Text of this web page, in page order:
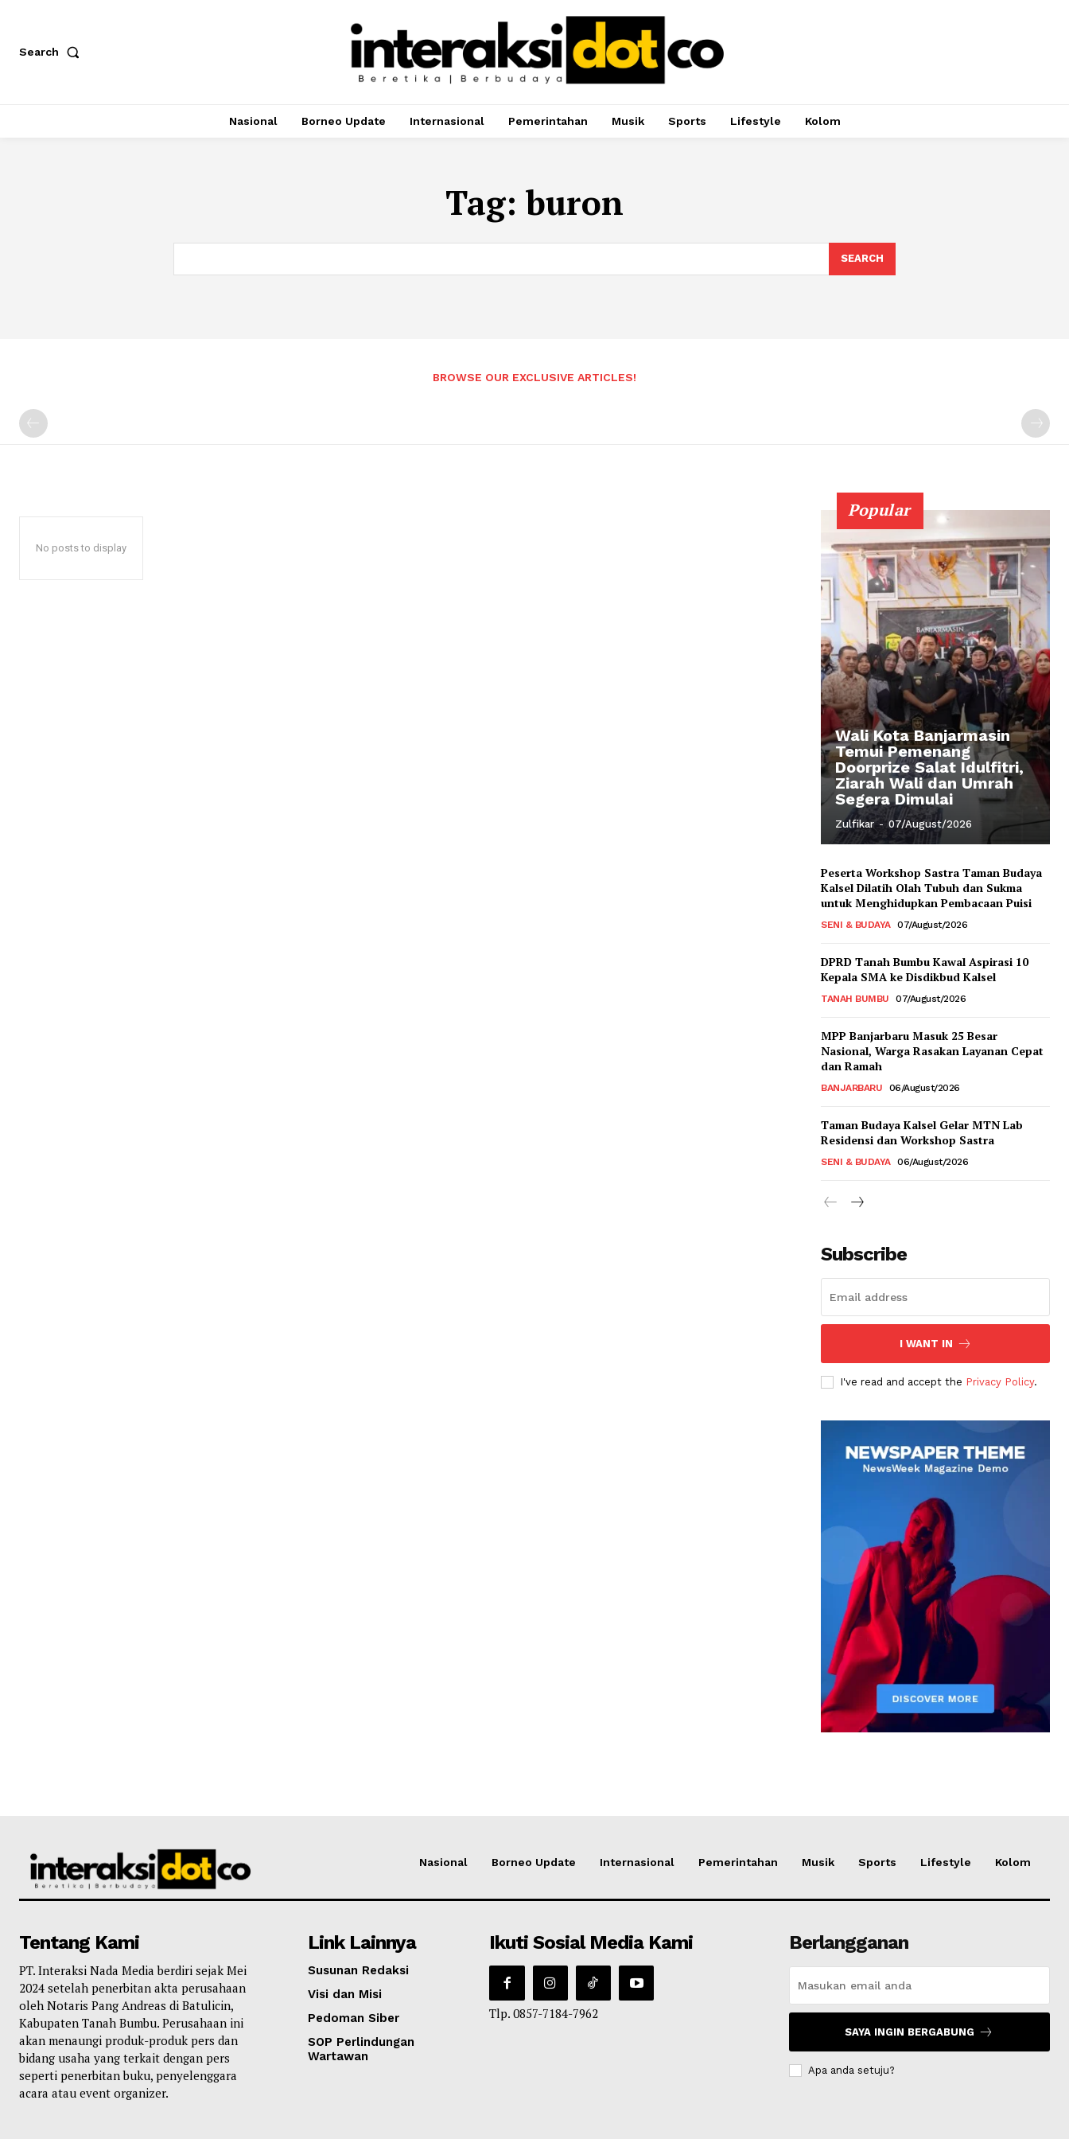
Search
Nasional Borneo Update Internasional Pemerintahan Musik Sports Lifestyle Kolom
Tag: buron
SEARCH
BROWSE OUR EXCLUSIVE ARTICLES!
No posts to display
Popular
Wali Kota Banjarmasin
Temui Pemenang
Doorprize Salat Idulfitri,
Ziarah Wali dan Umrah
Segera Dimulai
Zulfikar - 07/August/2026
Peserta Workshop Sastra Taman Budaya
Kalsel Dilatih Olah Tubuh dan Sukma
untuk Menghidupkan Pembacaan Puisi
SENI & BUDAYA 07/August/2026
DPRD Tanah Bumbu Kawal Aspirasi 10
Kepala SMA ke Disdikbud Kalsel
TANAH BUMBU 07/August/2026
MPP Banjarbaru Masuk 25 Besar
Nasional, Warga Rasakan Layanan Cepat
dan Ramah
BANJARBARU 06/August/2026
Taman Budaya Kalsel Gelar MTN Lab
Residensi dan Workshop Sastra
SENI & BUDAYA 06/August/2026
Subscribe
I WANT IN
I've read and accept the Privacy Policy.
Nasional Borneo Update Internasional Pemerintahan Musik Sports Lifestyle Kolom
Tentang Kami
PT. Interaksi Nada Media berdiri sejak Mei
2024 setelah penerbitan akta perusahaan
oleh Notaris Pang Andreas di Batulicin,
Kabupaten Tanah Bumbu. Perusahaan ini
akan menaungi produk-produk pers dan
bidang usaha yang terkait dengan pers
seperti penerbitan buku, penyelenggara
acara atau event organizer.
Link Lainnya
Susunan Redaksi
Visi dan Misi
Pedoman Siber
SOP Perlindungan
Wartawan
Ikuti Sosial Media Kami
Tlp. 0857-7184-7962
Berlangganan
SAYA INGIN BERGABUNG
Apa anda setuju?